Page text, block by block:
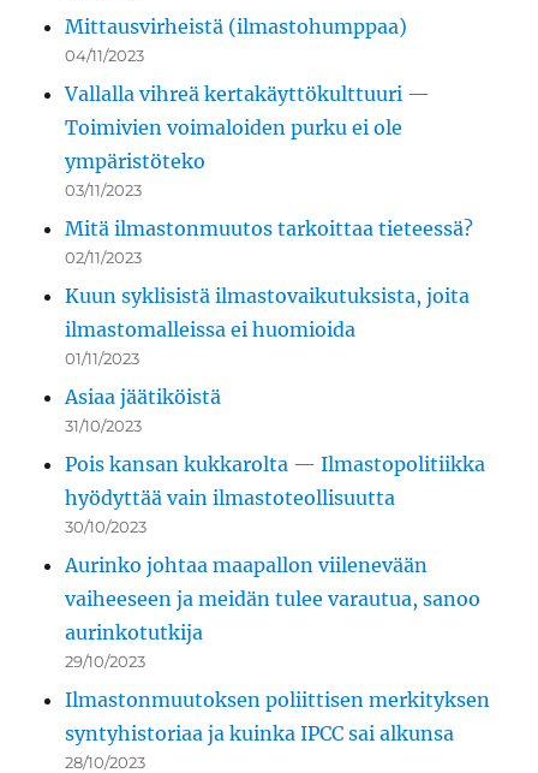
Mittausvirheistä (ilmastohumppaa)
04/11/2023
Vallalla vihreä kertakäyttökulttuuri —
Toimivien voimaloiden purku ei ole
ympäristöteko
03/11/2023
Mitä ilmastonmuutos tarkoittaa tieteessä?
02/11/2023
Kuun syklisistä ilmastovaikutuksista, joita
ilmastomalleissa ei huomioida
01/11/2023
Asiaa jäätiköistä
31/10/2023
Pois kansan kukkarolta — Ilmastopolitiikka
hyödyttää vain ilmastoteollisuutta
30/10/2023
Aurinko johtaa maapallon viilenevään
vaiheeseen ja meidän tulee varautua, sanoo
aurinkotutkija
29/10/2023
Ilmastonmuutoksen poliittisen merkityksen
syntyhistoriaa ja kuinka IPCC sai alkunsa
28/10/2023